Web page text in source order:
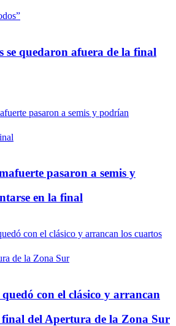
se quedaron afuera de la final
pasaron a semis y
en la final
con el clásico y arrancan
final del Apertura de la Zona Sur